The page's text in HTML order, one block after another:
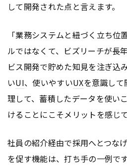
して開発された点と言えます。
「業務システムと紐づく立ち位
ルではなくて、ビズリーチが長
ビス開発で貯めた知見を注ぎ込
いUI、使いやすいUXを意識して
理して、蓄積したデータを使い
けることにこそメリットを感じ
社員の紹介経由で採用へとつな
を促す機能は、打ち手の一例で